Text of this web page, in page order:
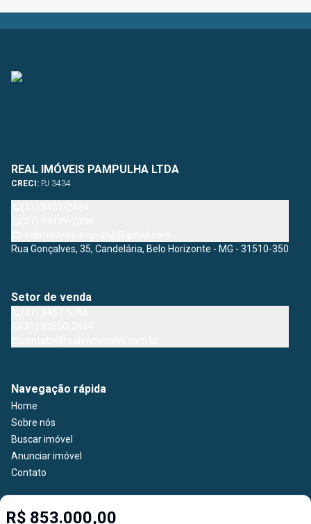
R$ 853.000,00
REAL IMÓVEIS PAMPULHA LTDA
CRECI: PJ 3434
Rua Gonçalves, 35, Candelária, Belo Horizonte - MG - 31510-350
Setor de venda
Navegação rápida
Home
Sobre nós
Buscar imóvel
Anunciar imóvel
Contato